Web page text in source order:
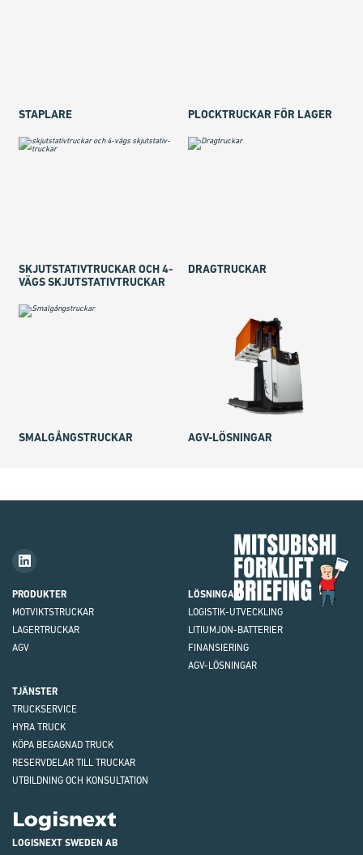
STAPLARE PLOCKTRUCKAR FÖR LAGER
SKJUT­STA­TIV­TRU­CKAR OCH 4-
VÄGS SKJUT­STA­TIV­TRU­CKAR
DRAGTRUCKAR
SMALGÅNGSTRUCKAR AGV-LÖSNINGAR
PRODUKTER
MOTVIKTSTRUCKAR
LAGERTRUCKAR
AGV
LÖSNINGAR
LOGISTIK-UTVECKLING
LITIUMJON-BATTERIER
FINANSIERING
AGV-LÖSNINGAR
TJÄNSTER
TRUCKSERVICE
HYRA TRUCK
KÖPA BEGAGNAD TRUCK
RESERVDELAR TILL TRUCKAR
UTBILDNING OCH KONSULTATION
LOGISNEXT SWEDEN AB